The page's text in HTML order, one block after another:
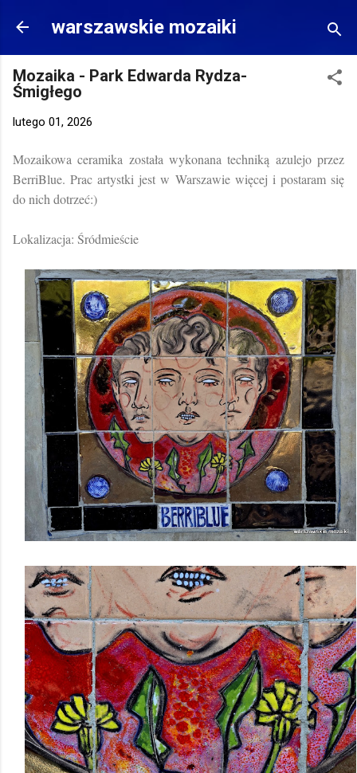
Przejdź do głównej zawartości
warszawskie mozaiki
Mozaika - Park Edwarda Rydza-
Śmigłego
lutego 01, 2026
Mozaikowa ceramika została wykonana techniką azulejo przez
BerriBlue. Prac artystki jest w Warszawie więcej i postaram się
do nich dotrzeć:)
Lokalizacja: Śródmieście